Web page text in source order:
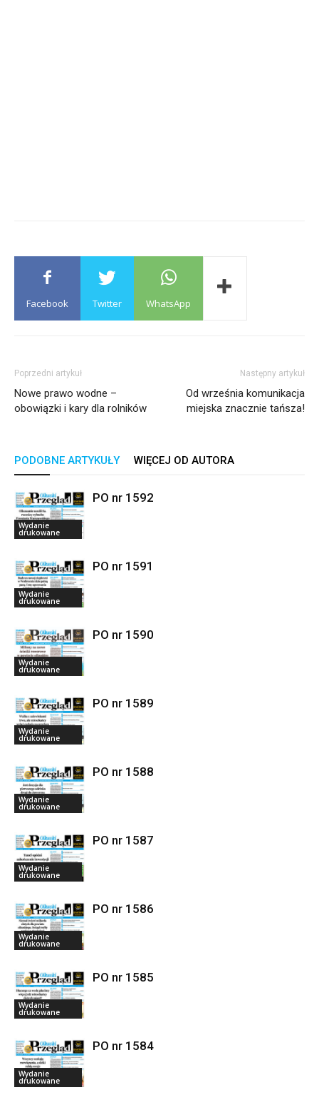
Facebook Twitter WhatsApp
Poprzedni artykuł
Nowe prawo wodne –
obowiązki i kary dla rolników
Następny artykuł
Od września komunikacja
miejska znacznie tańsza!
PODOBNE ARTYKUŁY WIĘCEJ OD AUTORA
Wydanie
drukowane
PO nr 1592
Wydanie
drukowane
PO nr 1591
Wydanie
drukowane
PO nr 1590
Wydanie
drukowane
PO nr 1589
Wydanie
drukowane
PO nr 1588
Wydanie
drukowane
PO nr 1587
Wydanie
drukowane
PO nr 1586
Wydanie
drukowane
PO nr 1585
Wydanie
drukowane
PO nr 1584